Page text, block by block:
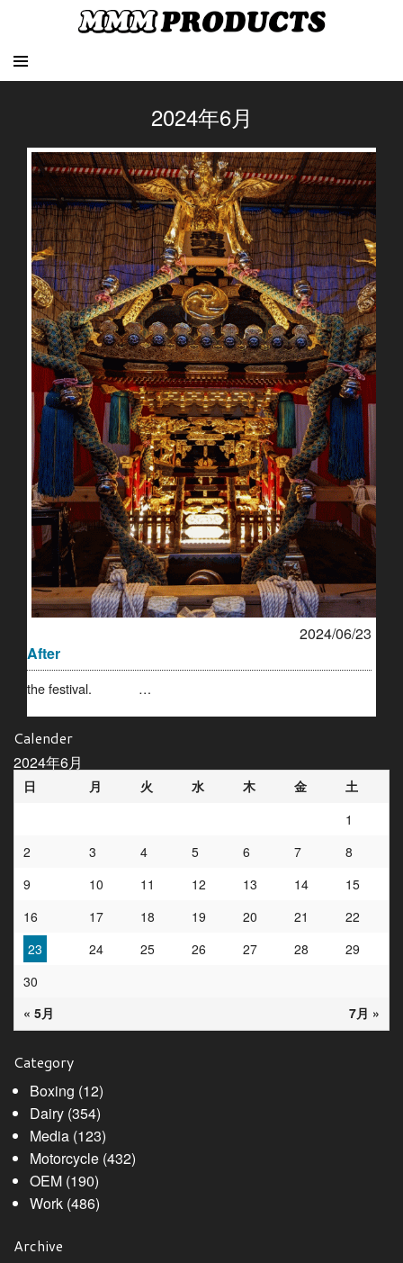
2024年6月
2024/06/23
After
the festival. …
Calender
2024年6月
日 月 火 水 木 金 土
« 5月 7月 »
1
2
3 4 5 6 7
8
9
10 11 12 13 14
15
16
17 18 19 20 21
22
23
24 25 26 27 28
29
30
Category
Boxing (12)
Dairy(354)
Media(123)
Motorcycle(432)
OEM(190)
Work(486)
Archive